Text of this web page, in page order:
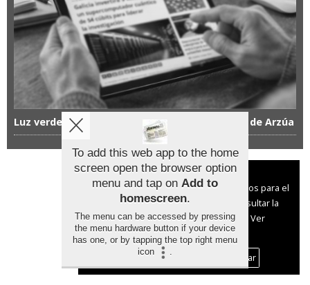
Luz verde ambiental al primer camping canino de Arzúa
Aviso sobre el Uso de cookies:
Utilizamos cookies nuestras y de terceros para el
funcionamiento del digital. Puedes consultar la
lista de cookies y como desconectarlas.
Ver
nuestra Política de Privacidad y Cookies
Aceptar Cookies
Personalizar
To add this web app to the home
screen open the browser option
menu and tap on Add to
homescreen.
The menu can be accessed by pressing
the menu hardware button if your device
has one, or by tapping the top right menu
icon
.